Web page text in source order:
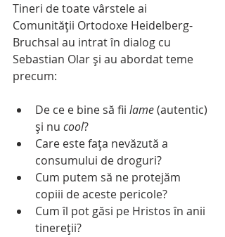
Tineri de toate vârstele ai
Comunității Ortodoxe Heidelberg-
Bruchsal au intrat în dialog cu
Sebastian Olar și au abordat teme
precum:
De ce e bine să fii lame (autentic)
și nu cool?
Care este fața nevăzută a
consumului de droguri?
Cum putem să ne protejăm
copiii de aceste pericole?
Cum îl pot găsi pe Hristos în anii
tinereții?